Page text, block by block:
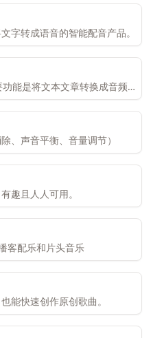
字转成语音的智能配音产品。
能是将文本文章转换成音频
阅读时通过听的方式来获取信
、声音平衡、音量调节）
趣且人人可用。
客配乐和片头音乐
能快速创作原创歌曲。